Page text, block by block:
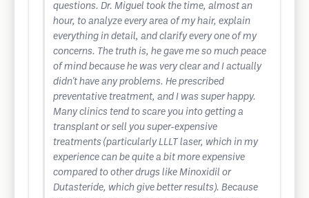
questions. Dr. Miguel took the time, almost an
hour, to analyze every area of ​​my hair, explain
everything in detail, and clarify every one of my
concerns. The truth is, he gave me so much peace
of mind because he was very clear and I actually
didn't have any problems. He prescribed
preventative treatment, and I was super happy.
Many clinics tend to scare you into getting a
transplant or sell you super-expensive
treatments (particularly LLLT laser, which in my
experience can be quite a bit more expensive
compared to other drugs like Minoxidil or
Dutasteride, which give better results). Because